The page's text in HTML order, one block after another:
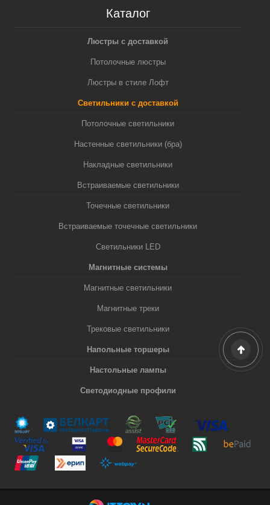
Каталог
Люстры с доставкой
Потолочные люстры
Люстры в стиле Лофт
Светильники с доставкой
Потолочные светильники
Настенные светильники (бра)
Накладные светильники
Встраиваемые светильники
Точечные светильники
Встраиваемые точечные светильники
Светильники LED
Магнитные системы
Магнитные светильники
Магнитные треки
Трековые светильники
Напольные торшеры
Настольные лампы
Светодиодные профили